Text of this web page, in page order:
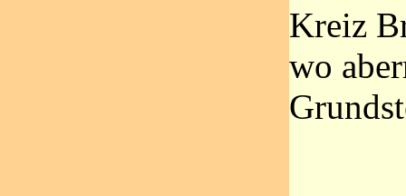
Kreiz
wo